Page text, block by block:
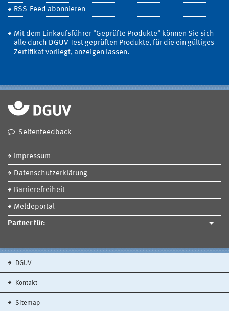
RSS-Feed abonnieren
Mit dem Einkaufsführer "Geprüfte Produkte" können Sie sich
alle durch DGUV Test geprüften Produkte, für die ein gültiges
Zertifikat vorliegt, anzeigen lassen.
Seitenfeedback
Impressum
Datenschutzerklärung
Barrierefreiheit
Meldeportal
Partner für:
DGUV
Kontakt
Sitemap